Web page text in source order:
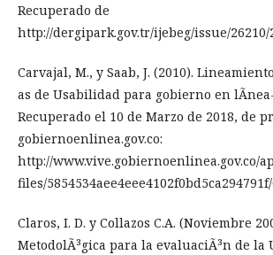
Recuperado de
http://dergipark.gov.tr/ijebeg/issue/26210/
Carvajal, M., y Saab, J. (2010).
as de Usabilidad para gobierno en
Recuperado el 10 de Marzo de 2018, de
gobiernoenlinea.gov.co:
http://www.vive.gobiernoenlinea.gov.co/
files/
Claros, I. D. y Collazos C.A. (Noviembre
MetodolÃ³gica para la evaluaciÃ³n de la